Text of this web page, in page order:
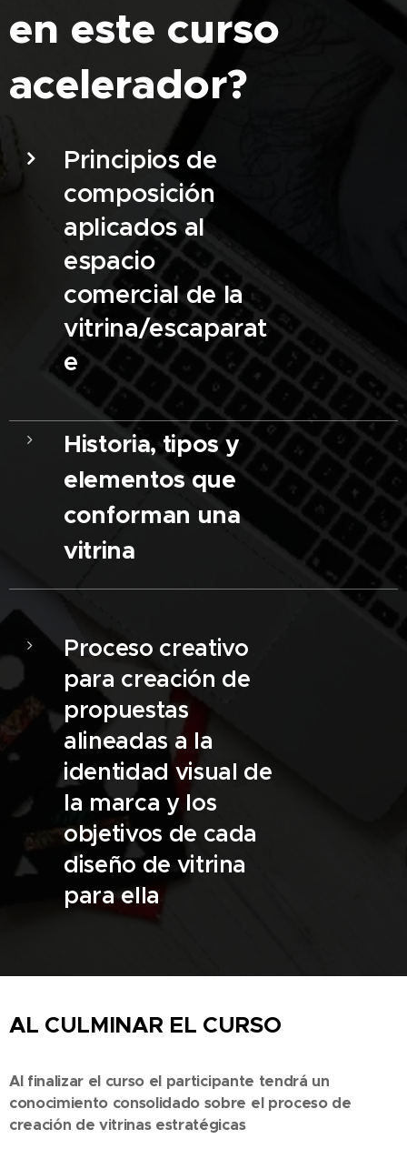
en este curso
acelerador?
Principios de
composición
aplicados al
espacio
comercial de la
vitrina/escaparat
e
Historia, tipos y
elementos que
conforman una
vitrina
Proceso creativo
para creación de
propuestas
alineadas a la
identidad visual de
la marca y los
objetivos de cada
diseño de vitrina
para ella
AL CULMINAR EL CURSO
Al finalizar el curso el participante tendrá un
conocimiento consolidado sobre el proceso de
creación de vitrinas estratégicas